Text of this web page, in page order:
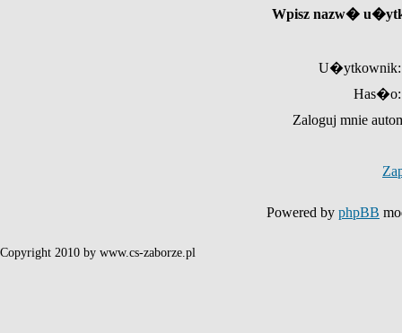
Wpisz nazw�
U�ytkownik:
Has�o:
Zaloguj mnie
Powered by phpBB
Copyright 2010 by www.cs-zaborze.pl